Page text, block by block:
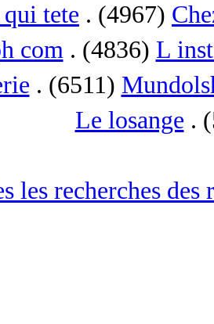
tete . (4967)
com. (4836) L
. (6511)
Le losange .
les recherches